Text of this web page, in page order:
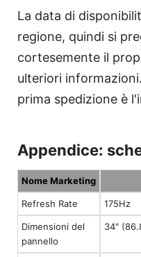
La data di
regione, quindi si
cortesemente il
ulteriori
prima spedizione è
Appendice:
Nome Marketing
Refresh Rate 175Hz
Dimensioni del
pannello
34"